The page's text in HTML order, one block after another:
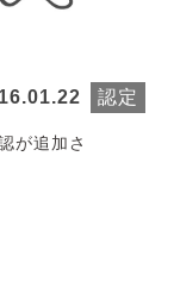
認定
が追加さ